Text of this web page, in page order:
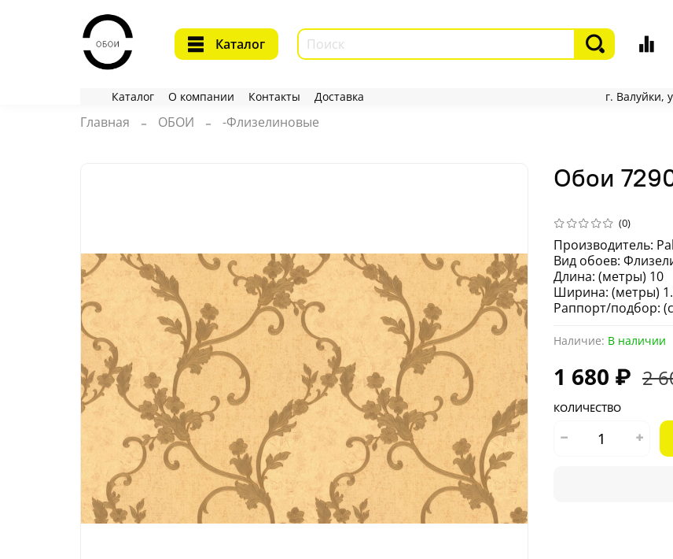
Каталог
Каталог О компании Контакты Доставка г. Валуйки,
Главная ОБОИ -Флизелиновые
(0)
Наличие: В наличии
Обои
1 680 ₽ 2
КОЛИЧЕСТВО
Производитель:
Вид обоев:
Длина: (метры) 10
Ширина: (метры)
Раппорт/подбор: